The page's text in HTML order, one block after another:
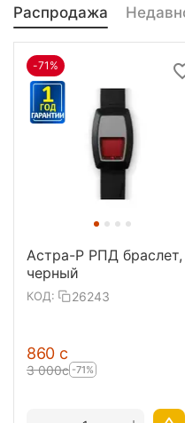
Распродажа
-71%
Астра-Р РПД браслет,
черный
КОД: 26243
‍860‍ с
3 000с -71%